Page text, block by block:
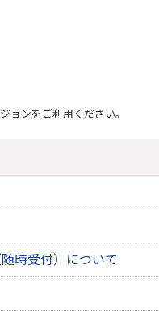
ョンをご利用ください。
時受付）について